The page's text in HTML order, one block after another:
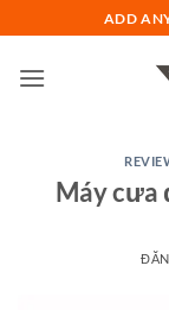
qua
nội
ADD
Máy cưa